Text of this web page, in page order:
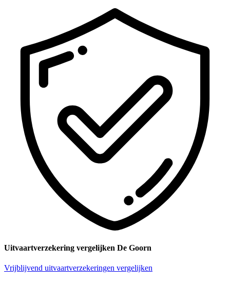
Uitvaartverzekering vergelijken De Goorn
Vrijblijvend uitvaartverzekeringen vergelijken